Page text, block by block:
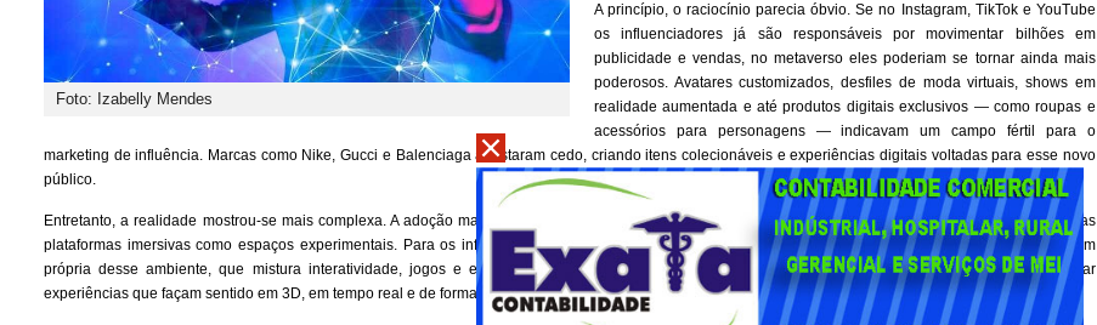
Foto: Izabelly Mendes
A princípio, o raciocínio parecia óbvio. Se no Instagram, TikTok e YouTube
os influenciadores já são responsáveis por movimentar bilhões em
publicidade e vendas, no metaverso eles poderiam se tornar ainda mais
poderosos. Avatares customizados, desfiles de moda virtuais, shows em
realidade aumentada e até produtos digitais exclusivos — como roupas e
acessórios para personagens — indicavam um campo fértil para o
marketing de influência. Marcas como Nike, Gucci e Balenciaga apostaram cedo, criando itens colecionáveis e experiências digitais voltadas para esse novo
público.
Entretanto, a realidade mostrou-se mais complexa. A adoção massiva do metaverso não aconteceu no ritmo previsto, e muitos usuários ainda enxergam as
plataformas imersivas como espaços experimentais. Para os influenciadores, o desafio vai além da criação de conteúdo: é preciso entender a linguagem
própria desse ambiente, que mistura interatividade, jogos e economia virtual. Não basta reproduzir estratégias do feed tradicional; é necessário criar
experiências que façam sentido em 3D, em tempo real e de forma colaborativa.